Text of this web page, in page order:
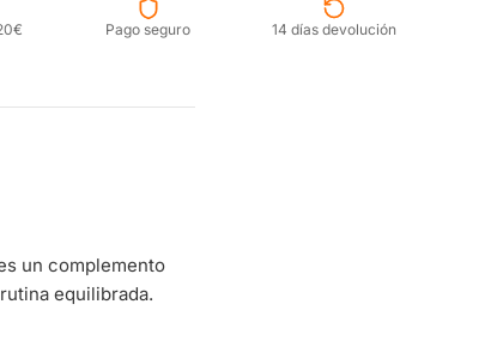
Pago seguro 14 días devolución
un complemento
equilibrada.